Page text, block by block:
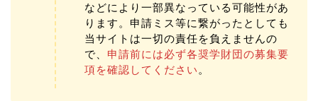
などにより一部異なっている可能性があ
ります。申請ミス等に繋がったとしても
当サイトは一切の責任を負えませんの
で、 申請前には必ず各奨学財団の募集要
項を確認してください 。